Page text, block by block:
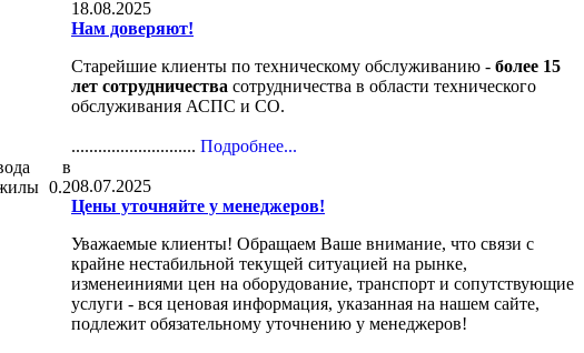
в
0.2
18.08.2025
Нам доверяют!
Старейшие клиенты по техническому обслуживанию - более 15
лет сотрудничества сотрудничества в области технического
обслуживания АСПС и СО.
............................ Подробнее...
08.07.2025
Цены уточняйте у менеджеров!
Уважаемые клиенты! Обращаем Ваше внимание, что связи с
крайне нестабильной текущей ситуацией на рынке,
изменеиниями цен на оборудование, транспорт и сопутствующие
услуги - вся ценовая информация, указанная на нашем сайте,
подлежит обязательному уточнению у менеджеров!